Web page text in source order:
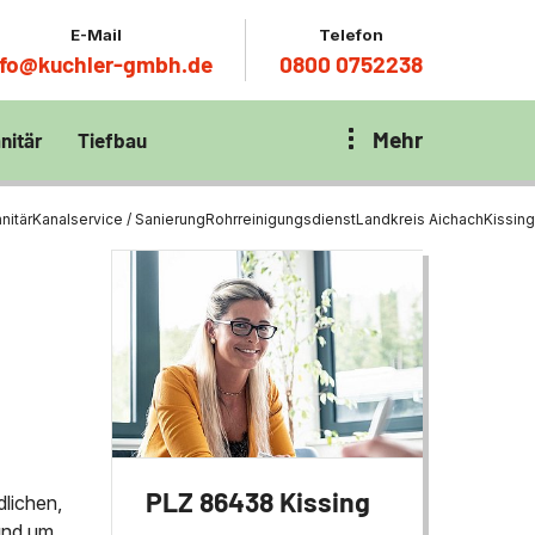
E-Mail
gmbh.de
Telefon
0800 0752238
Klärbecken
per
Tiefbau
Zentrum München
Tiefbau Mehr
Kanalservice / SanierungRohrreinigungsdienstLandkreis AichachKissing
PLZ 86438 Kissing